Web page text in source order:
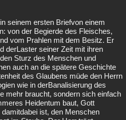
seinem ersten Briefvon einem
von der Begierde des Fleisches,
vom Prahlen mit dem Besitz. Er
derLaster seiner Zeit mit ihren
Sturz des Menschen und
auch an die spätere Geschichte
des Glaubens müde den Herrn
wie in derBanalisierung des
mehr braucht, sondern sich einfach
Heidentum baut, Gott
ist, den Menschen